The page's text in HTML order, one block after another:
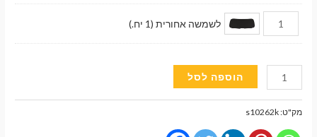
לשמשה אחורית (1 יח.)
כמות
של
וילונות
הוספה לסל
מק"ט:s10262k